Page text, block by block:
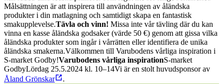
Målsättningen är att inspirera till användningen av åländska
produkter i din matlagning och samtidigt skapa en fantastisk
smakupplevelse.Tävla och vinn! Missa inte vår tävling där du kan
vinna en kasse åländska godsaker (värde 50 €) genom att gissa vilka
åländska produkter som ingår i vårrätten eller identifiera de unika
åländska smakerna.Välkommen till Varubodens vårliga inspiration i
S-market Godby!Varubodens vårliga inspirationS-market
GodbyLördag 25.5.2024 kl. 10–14Vi är en stolt huvudsponsor av
Åland Grönskar
.